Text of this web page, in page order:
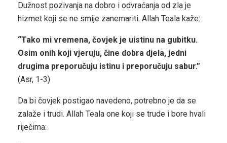
Dužnost pozivanja na dobro i odvraćanja od zla je
hizmet koji se ne smije zanemariti. Allah Teala kaže:
“Tako mi vremena, čovjek je uistinu na gubitku.
Osim onih koji vjeruju, čine dobra djela, jedni
drugima preporučuju istinu i preporučuju sabur.”
(Asr, 1-3)
Da bi čovjek postigao navedeno, potrebno je da se
zalaže i trudi. Allah Teala one koji se trude i bore hvali
riječima: